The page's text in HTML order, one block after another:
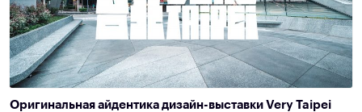
Оригинальная айдентика дизайн-выставки Very Taipei